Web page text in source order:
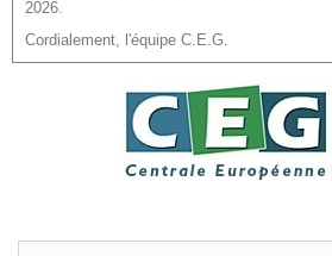
2026.
Cordialement, l'équipe C.E.G.